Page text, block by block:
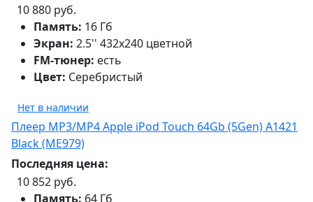
10 880 руб.
Память: 16 Гб
Экран: 2.5'' 432x240 цветной
FM-тюнер: есть
Цвет: Серебристый
Нет в наличии
Плеер MP3/MP4 Apple iPod Touch 64Gb (5Gen) A1421
Black (ME979)
Последняя цена:
10 852 руб.
Память: 64 Гб